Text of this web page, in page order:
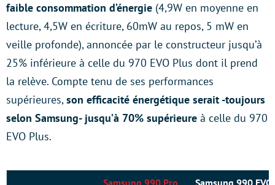
faible consommation d’énergie (4,9W en moyenne en
lecture, 4,5W en écriture, 60mW au repos, 5 mW en
veille profonde), annoncée par le constructeur jusqu’à
25% inférieure à celle du 970 EVO Plus dont il prend
la relève. Compte tenu de ses performances
supérieures,son efficacité énergétique serait -toujours
selon Samsung- jusqu’à 70% supérieure à celle du 970
EVO Plus.
Samsung 990 Pro Samsung 990 EVO